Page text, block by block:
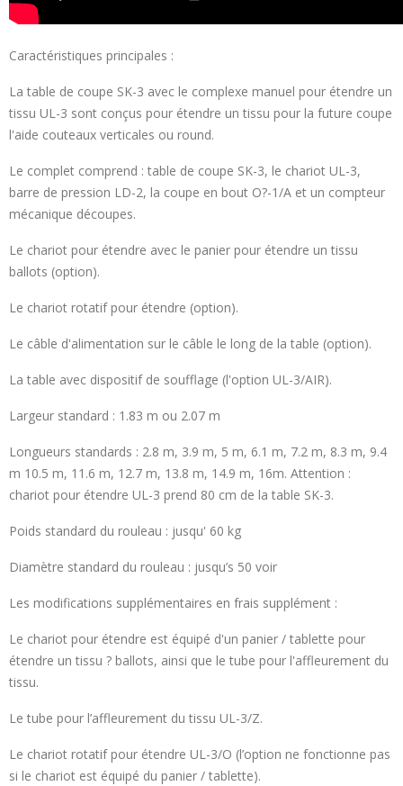
Caractéristiques principales :
La table de coupe SK-3 avec le complexe manuel pour étendre un
tissu UL-3 sont conçus pour étendre un tissu pour la future coupe
l'aide couteaux verticales ou round.
Le complet comprend : table de coupe SK-3, le chariot UL-3,
barre de pression LD-2, la coupe en bout O?-1/A et un compteur
mécanique découpes.
Le chariot pour étendre avec le panier pour étendre un tissu
ballots (option).
Le chariot rotatif pour étendre (option).
Le câble d'alimentation sur le câble le long de la table (option).
La table avec dispositif de soufflage (l'option UL-3/AIR).
Largeur standard : 1.83 m ou 2.07 m
Longueurs standards : 2.8 m, 3.9 m, 5 m, 6.1 m, 7.2 m, 8.3 m, 9.4
m 10.5 m, 11.6 m, 12.7 m, 13.8 m, 14.9 m, 16m. Attention :
chariot pour étendre UL-3 prend 80 cm de la table SK-3.
Poids standard du rouleau : jusqu' 60 kg
Diamètre standard du rouleau : jusqu’s 50 voir
Les modifications supplémentaires en frais supplément :
Le chariot pour étendre est équipé d'un panier / tablette pour
étendre un tissu ? ballots, ainsi que le tube pour l'affleurement du
tissu.
Le tube pour l’affleurement du tissu UL-3/Z.
Le chariot rotatif pour étendre UL-3/O (l’option ne fonctionne pas
si le chariot est équipé du panier / tablette).